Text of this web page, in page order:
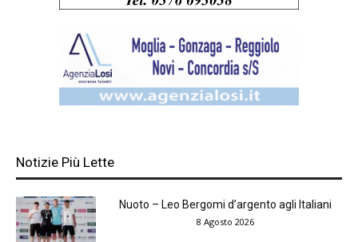
Notizie Più Lette
Nuoto – Leo Bergomi d’argento agli Italiani
8 Agosto 2026